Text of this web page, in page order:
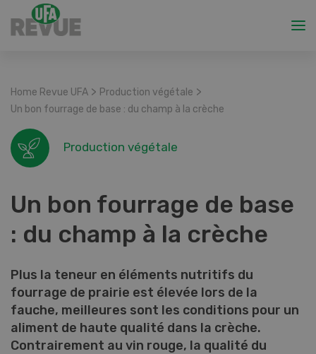
Home Revue UFA > Production végétale >
Un bon fourrage de base : du champ à la crèche
Production végétale
Un bon fourrage de base
: du champ à la crèche
Plus la teneur en éléments nutritifs du
fourrage de prairie est élevée lors de la
fauche, meilleures sont les conditions pour un
aliment de haute qualité dans la crèche.
Contrairement au vin rouge, la qualité du